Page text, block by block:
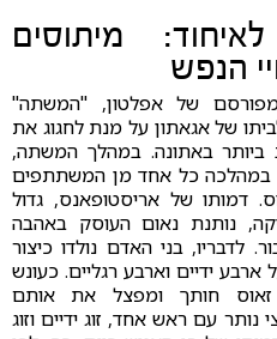
מיתוסים
הנפש
של אפלטון, "המשתה"
לביתו של אגאתון על מנת לחגוג את
ביותר באתונה. במהלך המשתה,
במהלכה כל אחד מן המשתתפים
דמותו של אריסטופאנס, גדול
נותנת נאום העוסק באהבה
לדבריו, בני האדם נולדו כיצור
ארבע ידיים וארבע רגליים. כעונש
חותך ומפצל את אותם
נותר עם ראש אחד, זוג ידיים וזוג